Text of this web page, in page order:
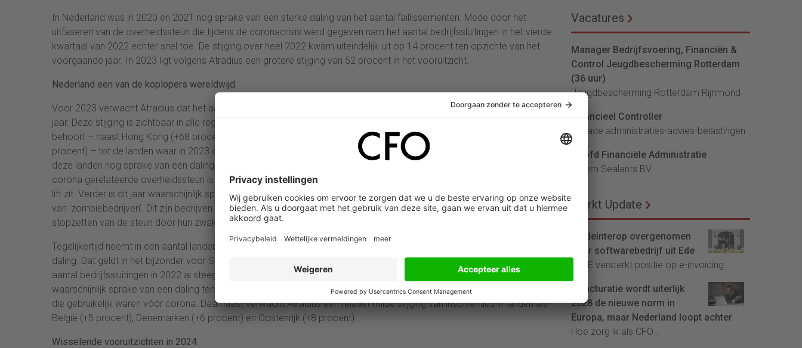
In Nederland was in 2020 en 2021 nog sprake van een sterke daling van het aantal faillissementen. Mede door het
uitfaseren van de overheidssteun die tijdens de coronacrisis werd gegeven nam het aantal bedrijfssluitingen in het vierde
kwartaal van 2022 echter snel toe. De stijging over heel 2022 kwam uiteindelijk uit op 14 procent ten opzichte van het
voorgaande jaar. In 2023 ligt volgens Atradius een grotere stijging van 52 procent in het vooruitzicht.
Nederland een van de koplopers wereldwijd
Voor 2023 verwacht Atradius dat het aantal faillissementen wereldwijd met 34 procent zal stijgen ten opzichte van vorig
jaar. Deze stijging is zichtbaar in alle regio’s, met Noord-Amerika als koploper, gevolgd door Azië en Europa. Nederland
behoort – naast Hong Kong (+68 procent), de Verenigde Staten (+51 procent), Zuid-Korea (+45 procent) en Italië (+45
procent) – tot de landen waar in 2023 de sterkste stijging van het aantal faillissementen wordt verwacht. In 2022 was in
deze landen nog sprake van een daling of – in het geval van Nederland – een relatief bescheiden stijging, maar nu de
corona gerelateerde overheidssteun is gestaakt, verwacht Atradius dat het aantal faillissementen in 2023 duidelijk in de
lift zit. Verder is dit jaar waarschijnlijk sprake van een tijdelijke opleving van faillissementen als gevolg van het failliet gaan
van ‘zombiebedrijven’. Dit zijn bedrijven die tijdens de pandemie door de overheidssteun konden overleven, maar na het
stopzetten van de steun door hun zwakke financiële situatie alsnog failliet gaan.
Tegelijkertijd neemt in een aantal landen het aantal faillissementen dit jaar nauwelijks toe of is zelfs sprake van een
daling. Dat geldt in het bijzonder voor Spanje (-8 procent), Zwitserland (-6 procent) en Tsjechië (-3 procent), waar het
aantal bedrijfssluitingen in 2022 al steeg tot boven het niveau van vóór corona. Hierdoor is in deze landen in 2023
waarschijnlijk sprake van een daling ten opzichte van vorig jaar, omdat er een normalisering optreedt richting de niveaus
die gebruikelijk waren vóór corona. Daarnaast verwacht Atradius een relatief milde stijging van insolventies in landen als
België (+5 procent), Denemarken (+6 procent) en Oostenrijk (+8 procent).
Wisselende vooruitzichten in 2024
Vacatures
Manager Bedrijfsvoering, Financiën &
Control Jeugdbescherming Rotterdam
(36 uur)
Jeugdbescherming Rotterdam Rijnmond
Financieel Controller
lArcade administraties-advies-belastingen
Hoofd Financiële Administratie
Bloem Sealants BV
Markt Update
Tradeinterop overgenomen
door softwarebedrijf uit Ede
4CEE versterkt positie op e-invoicing...
E-facturatie wordt uiterlijk
2028 de nieuwe norm in
Europa, maar Nederland loopt achter
Hoe zorg ik als CFO...